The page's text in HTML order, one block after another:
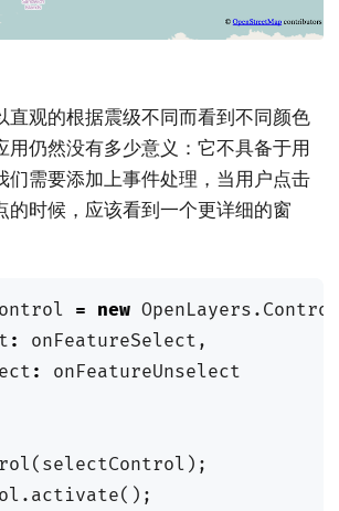
直观的根据震级不同而看到不同颜色
用仍然没有多少意义：它不具备于用
们需要添加上事件处理，当用户点击
的时候，应该看到一个更详细的窗
= new OpenLayers . Control
: onFeatureSelect ,
:
onFeatureUnselect
( selectControl );
. activate();